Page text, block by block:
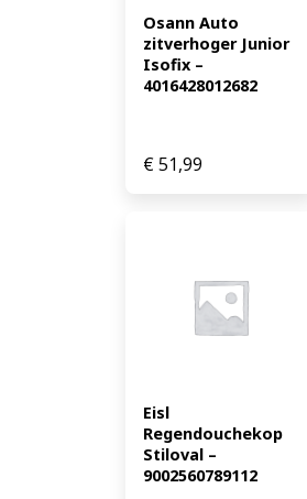
Osann Auto
zitverhoger Junior
Isofix –
4016428012682
€51,99
Eisl
Regendouchekop
Stiloval –
9002560789112